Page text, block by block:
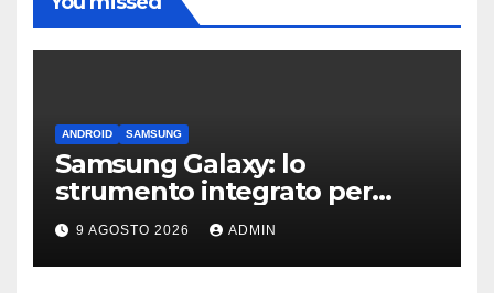
ANDROID SAMSUNG
Samsung Galaxy: lo
strumento integrato per
liberare spazio sullo
smartphone
9 AGOSTO 2026 ADMIN